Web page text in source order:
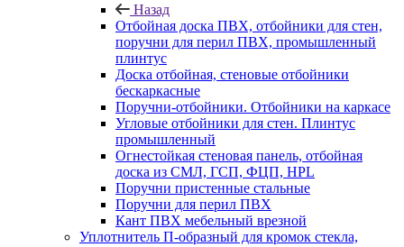
Назад
Отбойная доска ПВХ, отбойники для стен,
поручни для перил ПВХ, промышленный
плинтус
Доска отбойная, стеновые отбойники
бескаркасные
Поручни-отбойники. Отбойники на каркасе
Угловые отбойники для стен. Плинтус
промышленный
Огнестойкая стеновая панель, отбойная
доска из СМЛ, ГСП, ФЦП, HPL
Поручни пристенные стальные
Поручни для перил ПВХ
Кант ПВХ мебельный врезной
Уплотнитель П-образный для кромок стекла,